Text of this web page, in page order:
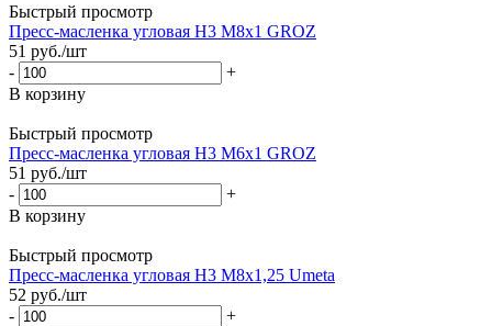
Быстрый просмотр
Пресс-масленка угловая H3 M8x1 GROZ
51 руб./шт
-
+
В корзину
Быстрый просмотр
Пресс-масленка угловая H3 M6x1 GROZ
51 руб./шт
-
+
В корзину
Быстрый просмотр
Пресс-масленка угловая H3 M8x1,25 Umeta
52 руб./шт
-
+